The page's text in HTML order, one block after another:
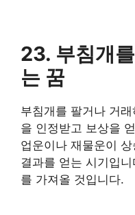
23. 부침개
는 꿈
부침개를 팔거나 거
을 인정받고 보상을
업운이나 재물운이
결과를 얻는 시기입
를 가져올 것입니다.